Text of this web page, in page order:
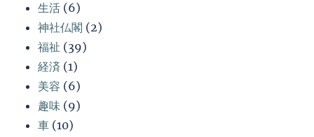
生活 (6)
神社仏閣 (2)
福祉 (39)
経済 (1)
美容 (6)
趣味 (9)
車 (10)